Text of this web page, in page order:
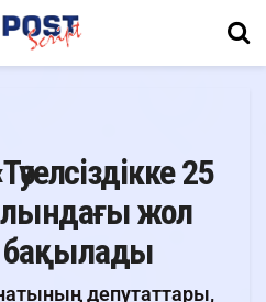
25
жол
депутаттары,